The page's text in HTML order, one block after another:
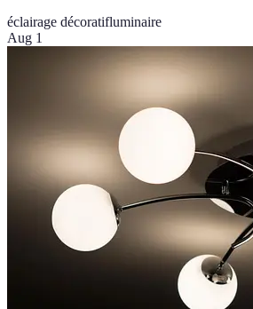
éclairage décoratifluminaire
Aug 1